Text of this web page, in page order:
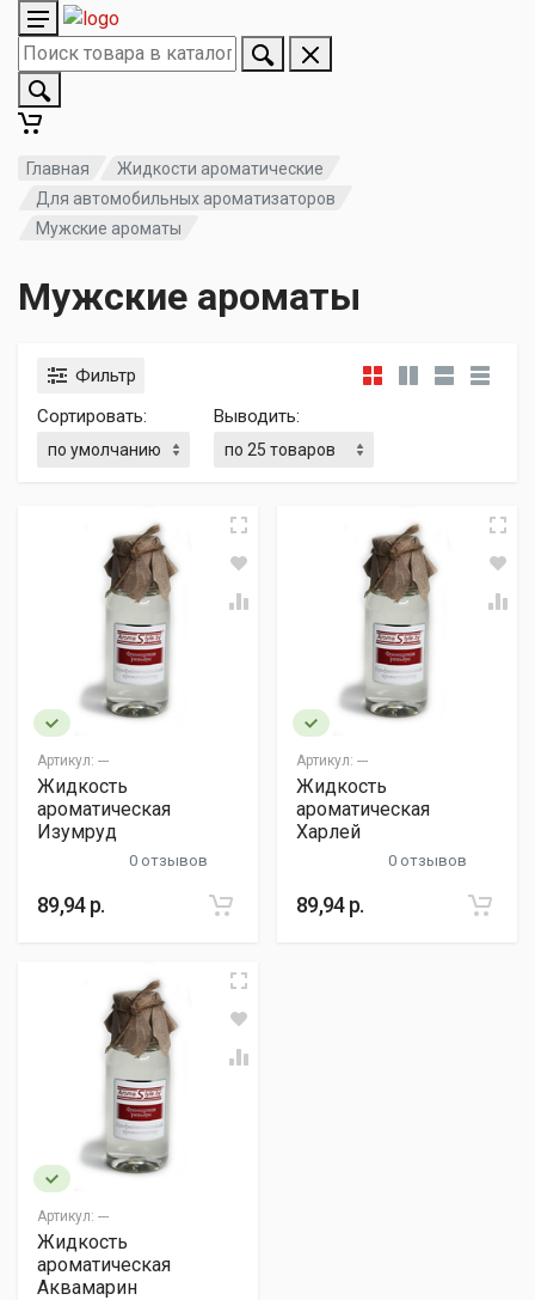
Главная
Жидкости ароматические
Для автомобильных ароматизаторов
Мужские ароматы
Мужские ароматы
Фильтр
Сортировать:
Выводить:
Артикул: ---
Жидкость
ароматическая
Изумруд
0 отзывов
89,94 р.
Артикул: ---
Жидкость
ароматическая
Харлей
0 отзывов
89,94 р.
Артикул: ---
Жидкость
ароматическая
Аквамарин